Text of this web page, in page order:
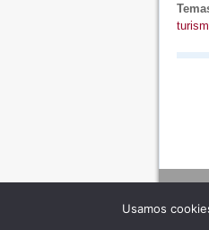
Usamos